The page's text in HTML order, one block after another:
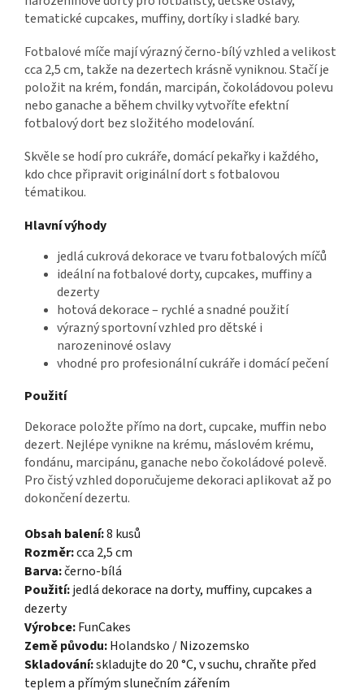
tematické cupcakes, muffiny, dortíky i sladké bary.
Fotbalové míče mají výrazný černo-bílý vzhled a velikost
cca 2,5 cm, takže na dezertech krásně vyniknou. Stačí je
položit na krém, fondán, marcipán, čokoládovou polevu
nebo ganache a během chvilky vytvoříte efektní
fotbalový dort bez složitého modelování.
Skvěle se hodí pro cukráře, domácí pekařky i každého,
kdo chce připravit originální dort s fotbalovou
tématikou.
Hlavní výhody
jedlá cukrová dekorace ve tvaru fotbalových míčů
ideální na fotbalové dorty, cupcakes, muffiny a
dezerty
hotová dekorace – rychlé a snadné použití
výrazný sportovní vzhled pro dětské i
narozeninové oslavy
vhodné pro profesionální cukráře i domácí pečení
Použití
Dekorace položte přímo na dort, cupcake, muffin nebo
dezert. Nejlépe vynikne na krému, máslovém krému,
fondánu, marcipánu, ganache nebo čokoládové polevě.
Pro čistý vzhled doporučujeme dekoraci aplikovat až po
dokončení dezertu.
Obsah balení:8 kusů
Rozměr:cca 2,5 cm
Barva:černo-bílá
Použití:jedlá dekorace na dorty, muffiny, cupcakes a
dezerty
Výrobce:FunCakes
Země původu:Holandsko / Nizozemsko
Skladování:skladujte do 20 °C, v suchu, chraňte před
teplem a přímým slunečním zářením